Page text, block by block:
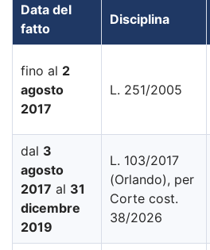
Data del
fatto
Disciplina
fino al 2
agosto
2017
L. 251/2005
dal 3
agosto
2017 al 31
dicembre
2019
L. 103/2017
(Orlando), per
Corte cost.
38/2026